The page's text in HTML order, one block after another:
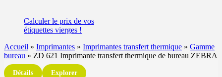
Calculerle prix de vos
étiquettes vierges !
Accueil » Imprimantes » Imprimantes transfert thermique » Gamme
bureau » ZD 621 Imprimante transfert thermique de bureau ZEBRA
Détails Explorer